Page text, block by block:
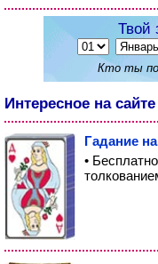
Твой
Кто ты по
Интересное на сайте
Гадание
•